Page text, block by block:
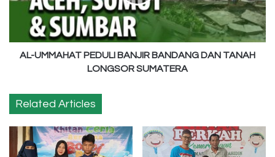
DAN
TANAH
LONGSOR
SUMATERA
AL-UMMAHAT PEDULI BANJIR BANDANG DAN TANAH
LONGSOR SUMATERA
Related Articles